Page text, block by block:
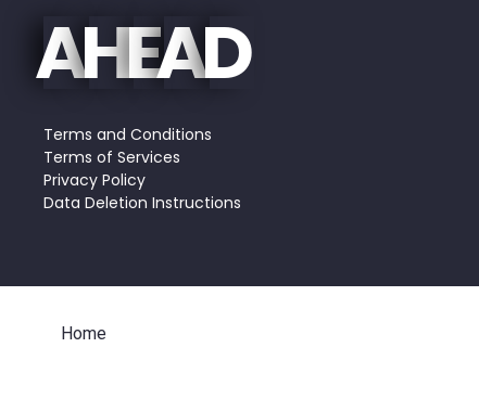
AHEAD
Terms and Conditions
Terms of Services
Privacy Policy
Data Deletion Instructions
Home